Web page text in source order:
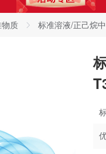
质 标准溶液/正己烷